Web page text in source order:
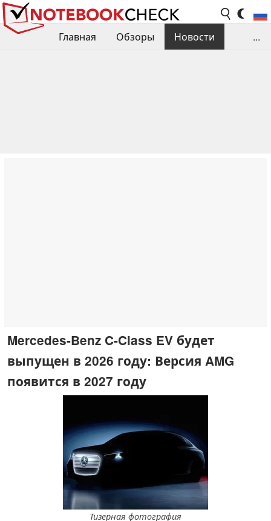
Главная Обзоры
Новости
...
Mercedes-Benz C-Class EV будет
выпущен в 2026 году: Версия AMG
появится в 2027 году
Тизерная фотография